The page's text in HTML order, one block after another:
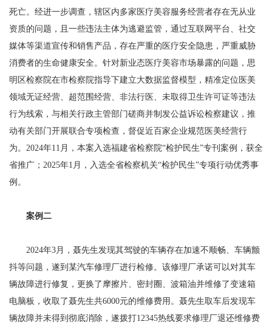
死亡。经进一步调查，辖区内多家医疗美容服务经营者存在无从业
资质的问题，且一些违法主体为逃避监管，通过互联网平台、社交
媒体等渠道宣传和销售产品，存在严重的医疗安全隐患，严重威胁
消费者的生命健康安全。针对新业态医疗美容市场暴露的问题，思
明区检察院在市检察院指导下建立大数据监督模型，精准定位医美
领域无证经营、超范围经营、非法行医、未取得卫生许可证等违法
行为线索，与相关行政主管部门磋商并制发公益诉讼检察建议，推
动有关部门开展联合专项检查，督促近百家企业规范医美经营行
为。2024年11月，本案入选福建省检察院“检护民生”专刊案例，获全
省推广；2025年1月，入选全省检察机关“检护民生”专项行动优秀事
例。
案例二
2024年3月，聂先生发现其驾驶的车辆存在加速不顺畅、车辆颤
抖等问题，遂到某汽车修理厂进行检修。该修理厂承诺可以对其车
辆故障进行修复，更换了摩擦片、密封圈、波箱油并维修了变速箱
电脑板，收取了聂先生共6000元的维修费用。聂先生取车后发现车
辆故障并未得到彻底消除，遂拨打12345热线要求修理厂退还维修费